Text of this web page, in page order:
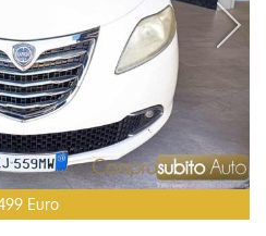
Euro